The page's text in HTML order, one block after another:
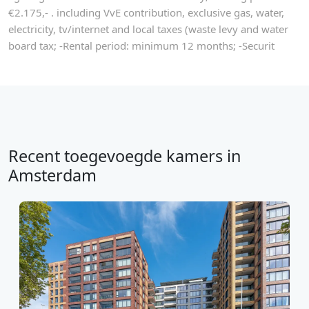
€2.175,- . including VvE contribution, exclusive gas, water,
electricity, tv/internet and local taxes (waste levy and water
board tax; -Rental period: minimum 12 months; -Securit
Recent toegevoegde kamers in
Amsterdam